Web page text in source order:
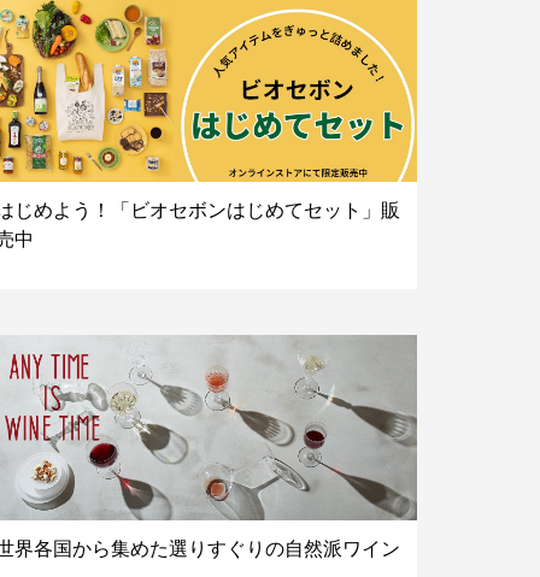
じめよう！「ビオセボンはじめてセット」販
中
界各国から集めた選りすぐりの自然派ワイン